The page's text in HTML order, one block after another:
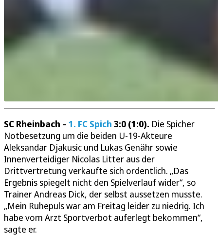
SC Rheinbach – 1. FC Spich 3:0 (1:0). Die Spicher
Notbesetzung um die beiden U-19-Akteure
Aleksandar Djakusic und Lukas Genähr sowie
Innenverteidiger Nicolas Litter aus der
Drittvertretung verkaufte sich ordentlich. „Das
Ergebnis spiegelt nicht den Spielverlauf wider“, so
Trainer Andreas Dick, der selbst aussetzen musste.
„Mein Ruhepuls war am Freitag leider zu niedrig. Ich
habe vom Arzt Sportverbot auferlegt bekommen“,
sagte er.